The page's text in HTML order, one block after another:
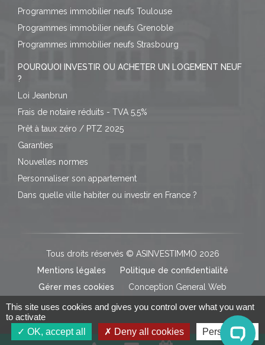
Programmes immobilier neufs Toulouse
Programmes immobilier neufs Grenoble
Programmes immobilier neufs Strasbourg
POURQUOI INVESTIR OU ACHETER UN LOGEMENT NEUF
?
Loi Jeanbrun
Frais de notaire réduits - TVA 5,5%
Prêt à taux zéro / PTZ 2025
Garanties
Nouvelles normes
Personnaliser son appartement
Dans quelle ville habiter ou investir en France ?
Tous droits réservés © ASINVESTIMMO 2026
Mentions légales
Politique de confidentialité
Gérer mes cookies
Conception General Web
This site uses cookies and gives you control over what you want
to activate
OK, accept all
Deny all cookies
Personalize